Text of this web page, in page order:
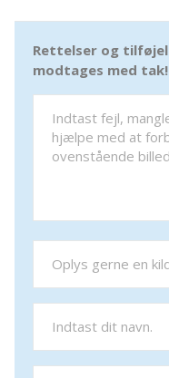
Rettelser og
modtages med tak!